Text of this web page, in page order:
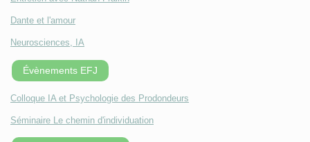
Dante et l'amour
Neurosciences, IA
Évènements EFJ
Colloque IA et Psychologie des Prodondeurs
Séminaire Le chemin d'individuation